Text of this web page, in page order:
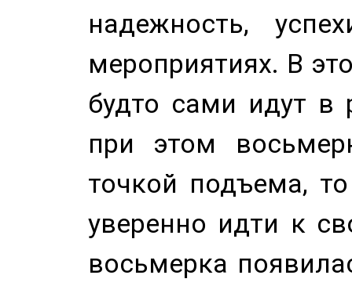
надежность,
мероприятиях. В
будто сами идут в
при этом
точкой подъема,
уверенно идти к
восьмерка